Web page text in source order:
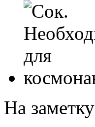
На заметку